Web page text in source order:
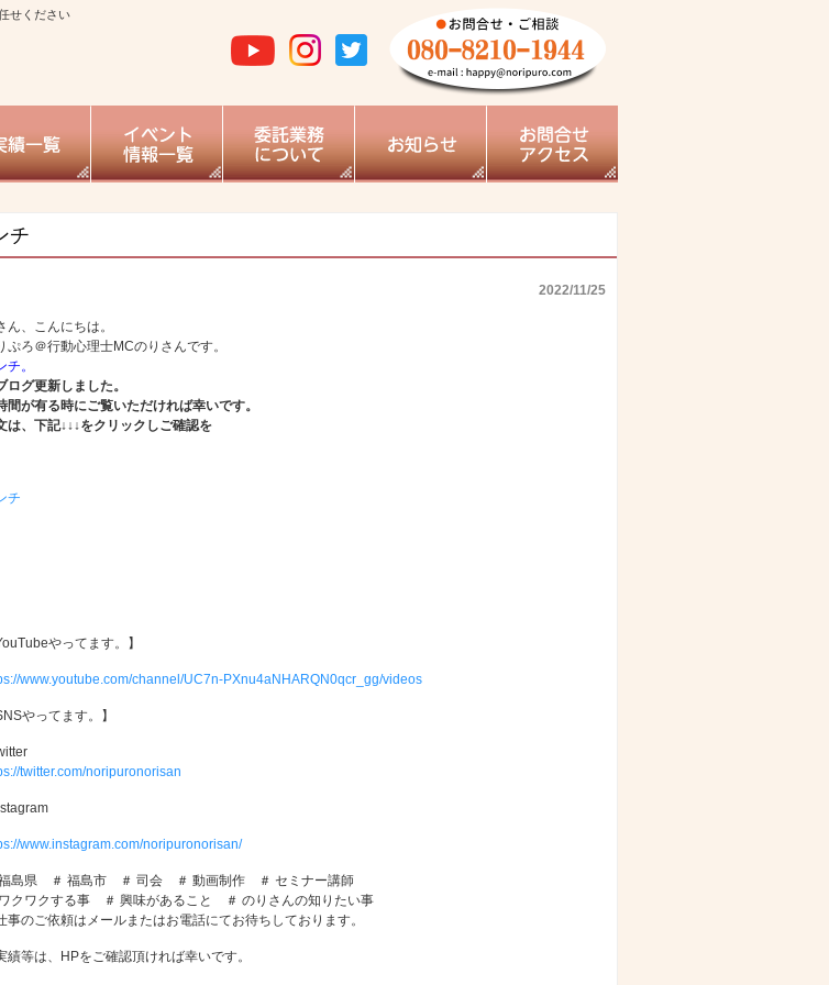
せください
チ
2022/11/25
ん、こんにちは。
ぷろ＠行動心理士MCのりさんです。
チ。
ログ更新しました。
間が有る時にご覧いただければ幸いです。
は、下記↓↓↓をクリックしご確認を
チ
やってます。】
www.youtube.com/channel/UC7n-PXnu4aNHARQN0qcr_gg/videos
やってます。】
twitter.com/noripuronorisan
www.instagram.com/noripuronorisan/
福島県 ＃ 福島市 ＃ 司会 ＃ 動画制作 ＃ セミナー講師
クワクする事 ＃ 興味があること ＃ のりさんの知りたい事
事のご依頼はメールまたはお電話にてお待ちしております。
績等は、HPをご確認頂ければ幸いです。